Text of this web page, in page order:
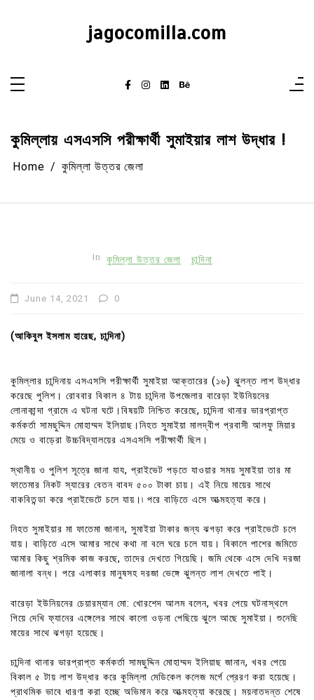
jagocomilla.com
কুমিল্লায় এসএসসি পরীক্ষার্থী সুমাইয়ার লাশ উদ্ধার !
Home কুমিল্লা উত্তর জেলা
In কুমিল্লা উত্তর জেলা চান্দিনা
June 14, 2021 0
(আকিবুল ইসলাম হারেছ, চান্দিনা)
কুমিল্লার চান্দিনায় এসএসসি পরীক্ষার্থী সুমাইয়া আক্তারের (১৬) ঝুলন্ত লাশ উদ্ধার
করেছে পুলিশ। রোববার বিকাল ৪ টায় চান্দিনা উপজেলার বারেড়া ইউনিয়নের
লোনাকান্দা গ্রামে এ ঘটনা ঘটে।বিষয়টি নিশ্চিত করেছে, চান্দিনা থানার ভারপ্রাপ্ত
কর্মকর্তা সামছুদ্দিন মোহাম্মদ ইলিয়াছ।নিহত সুমাইয়া মালদ্বীপ প্রবাসী আলফু মিয়ার
মেয়ে ও বাড়েরা উচ্চবিদ্যালয়ের এসএসসি পরীক্ষার্থী ছিল।
স্থানীয় ও পুলিশ সূত্রে জানা যায, প্রাইভেট পড়তে যাওয়ার সময় সুমাইয়া তার মা
ফাতেমার নিকট স্যারের বেতন বাবদ ৫০০ টাকা চায়। এই নিয়ে মায়ের সাথে
বাকবিতন্ডা করে প্রাইভেটে চলে যায়।৷ পরে বাড়িতে এসে আত্মহত্যা করে।
নিহত সুমাইয়ার মা ফাতেমা জানান, সুমাইয়া টাকার জন্য ঝগড়া করে প্রাইভেটে চলে
যায়। বাড়িতে এসে আমার সাথে কথা না বলে ঘরে চলে যায়। বিকালে পাশের জমিতে
আমার কিছু শ্রমিক কাজ করছে, তাদের দেখতে গিয়েছি। জমি থেকে এসে দেখি দরজা
জানালা বন্ধ। পরে এলাকার মানুষসহ দরজা ভেঙ্গে ঝুলন্ত লাশ দেখতে পাই।
বারেড়া ইউনিয়নের চেয়ারম্যান মো: খোরশেদ আলম বলেন, খবর পেয়ে ঘটনাস্থলে
গিয়ে দেখি ফ্যানের এঙ্গেলের সাথে কালো ওড়না পেছিয়ে ঝুলে আছে সুমাইয়া। শুনেছি
মায়ের সাথে ঝগড়া হয়েছে।
চান্দিনা থানার ভারপ্রাপ্ত কর্মকর্তা সামছুদ্দিন মোহাম্মদ ইলিয়াছ জানান, খবর পেয়ে
বিকাল ৫ টায় লাশ উদ্ধার করে কুমিল্লা মেডিকেল কলেজ মর্গে প্রেরণ করা হয়েছে।
প্রাথমিক ভাবে ধারণা করা হচ্ছে অভিমান করে আত্মহত্যা করেছে। ময়নাতদন্ত শেষে